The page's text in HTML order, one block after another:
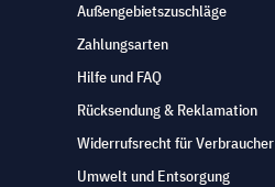
Außengebietszuschläge
Zahlungsarten
Hilfe und FAQ
Rücksendung & Reklamation
Widerrufsrecht für Verbraucher
Umwelt und Entsorgung